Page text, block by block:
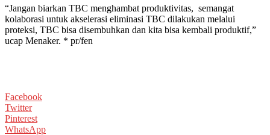
“Jangan biarkan TBC menghambat produktivitas, semangat
kolaborasi untuk akselerasi eliminasi TBC dilakukan melalui
proteksi, TBC bisa disembuhkan dan kita bisa kembali produktif,”
ucap Menaker. * pr/fen
Facebook
Twitter
Pinterest
WhatsApp